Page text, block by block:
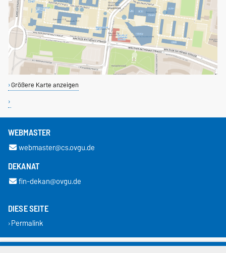
Größere Karte anzeigen
WEBMASTER
webmaster@cs.ovgu.de
DEKANAT
fin-dekan@ovgu.de
DIESE SEITE
Permalink
Impressum